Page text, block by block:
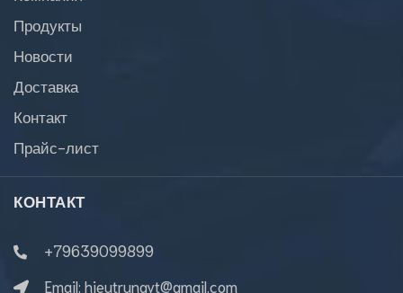
Продукты
Новости
Доставка
Контакт
Прайс-лист
КОНТАКТ
+79639099899
Email: hieutrungvt@gmail.com